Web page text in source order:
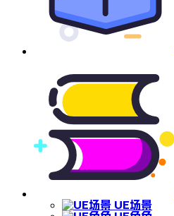
UE场景